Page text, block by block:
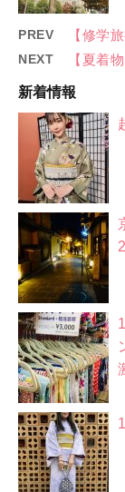
PREV 【修学
NEXT 【夏着
新着情報